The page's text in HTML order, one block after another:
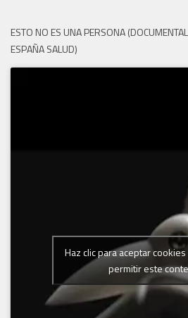
ESTO NO ES UNA PERSONA
ESPAÑA SALUD)
Haz clic para aceptar
permitir este